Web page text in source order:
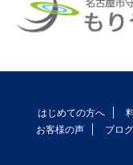
はじめての方へ
お客様の声
ブログ